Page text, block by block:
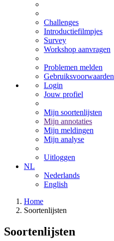
Challenges
Introductiefilmpjes
Survey
Workshop aanvragen
Problemen melden
Gebruiksvoorwaarden
Login
Jouw profiel
Mijn soortenlijsten
Mijn annotaties
Mijn meldingen
Mijn analyse
Uitloggen
NL
Nederlands
English
Home
Soortenlijsten
Soortenlijsten